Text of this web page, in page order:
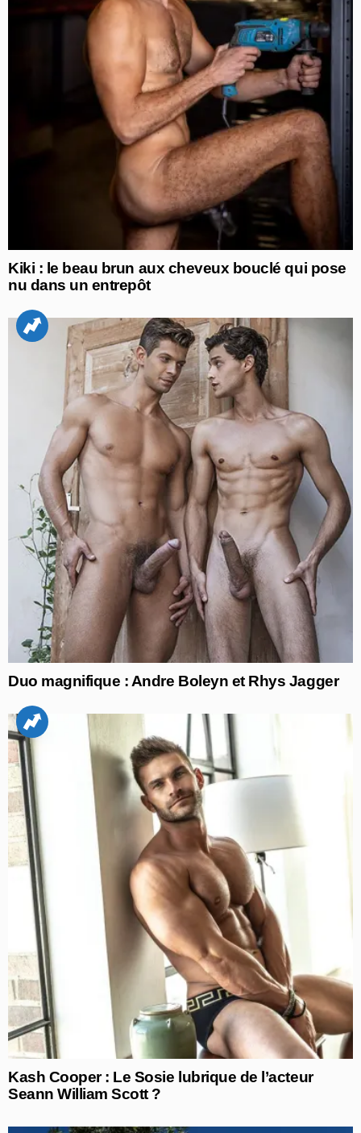
Kiki : le beau brun aux cheveux bouclé qui pose
nu dans un entrepôt
Duo magnifique : Andre Boleyn et Rhys Jagger
Kash Cooper : Le Sosie lubrique de l’acteur
Seann William Scott ?